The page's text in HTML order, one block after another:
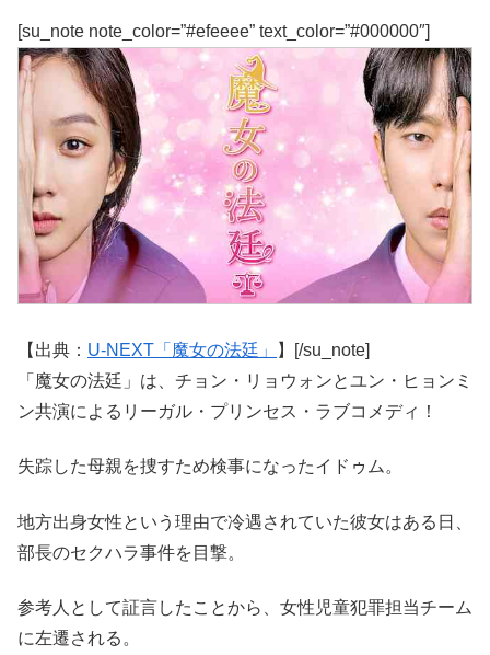
[su_note note_color=”#efeeee” text_color=”#000000″]
【出典： U-NEXT「魔女の法廷」
】[/su_note]
「魔女の法廷」は、チョン・リョウォンとユン・ヒョンミ
ン共演によるリーガル・プリンセス・ラブコメディ！
失踪した母親を捜すため検事になったイドゥム。
地方出身女性という理由で冷遇されていた彼女はある日、
部長のセクハラ事件を目撃。
参考人として証言したことから、女性児童犯罪担当チーム
に左遷される。